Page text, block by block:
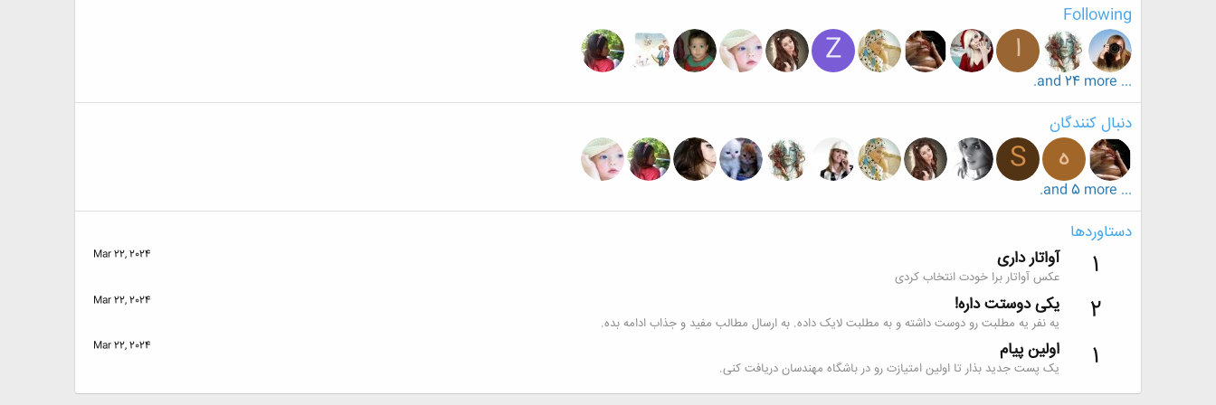
Following
ا Z
... and 24 more.
دنبال کنندگان
ه S
... and 5 more.
دستاوردها
1
Mar 22, 2024 آواتار داری
عکس آواتار برا خودت انتخاب کردی
2
Mar 22, 2024 یکی دوستت داره!
یه نفر یه مطلبت رو دوست داشته و به مطلبت لایک داده. به ارسال مطالب مفید و جذاب ادامه بده.
1
Mar 22, 2024 اولین پیام
یک پست جدید بذار تا اولین امتیازت رو در باشگاه مهندسان دریافت کنی.